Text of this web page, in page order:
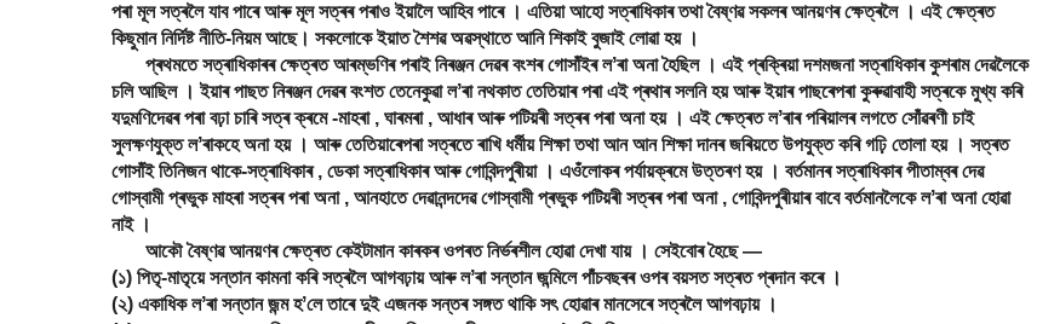
পৰা মূল সত্ৰলৈ যাব পাৰে আৰু মূল সত্ৰৰ পৰাও ইয়ালৈ আহিব পাৰে । এতিয়া আহো সত্ৰাধিকাৰ তথা বৈষ্ণৱ সকলৰ আনয়ণৰ ক্ষেত্ৰলৈ । এই ক্ষেত্ৰত
কিছুমান নিৰ্দিষ্ট নীতি-নিয়ম আছে। সকলোকে ইয়াত শৈশৱ অৱস্থাতে আনি শিকাই বুজাই লোৱা হয় ।
প্ৰথমতে সত্ৰাধিকাৰৰ ক্ষেত্ৰত আৰম্ভণিৰ পৰাই নিৰঞ্জন দেৱৰ বংশৰ গোসাঁইৰ লʼৰা অনা হৈছিল । এই প্ৰক্ৰিয়া দশমজনা সত্ৰাধিকাৰ কুশৰাম দেৱলৈকে
চলি আছিল । ইয়াৰ পাছত নিৰঞ্জন দেৱৰ বংশত তেনেকুৱা লʼৰা নথকাত তেতিয়াৰ পৰা এই প্ৰথাৰ সলনি হয় আৰু ইয়াৰ পাছৰেপৰা কুৰুৱাবাহী সত্ৰকে মুখ্য কৰি
যদুমণিদেৱৰ পৰা বঢ়া চাৰি সত্ৰ ক্ৰমে -মাহৰা , ঘাৰমৰা , আধাৰ আৰু পটিয়ৰী সত্ৰৰ পৰা অনা হয় । এই ক্ষেত্ৰত লʼৰাৰ পৰিয়ালৰ লগতে সোঁৱৰণী চাই
সুলক্ষণযুক্ত লʼৰাকহে অনা হয় । আৰু তেতিয়াৰেপৰা সত্ৰতে ৰাখি ধৰ্মীয় শিক্ষা তথা আন আন শিক্ষা দানৰ জৰিয়তে উপযুক্ত কৰি গঢ়ি তোলা হয় । সত্ৰত
গোসাঁই তিনিজন থাকে-সত্ৰাধিকাৰ , ডেকা সত্ৰাধিকাৰ আৰু গোবিন্দপুৰীয়া । এওঁলোকৰ পৰ্যায়ক্ৰমে উত্তৰণ হয় । বৰ্তমানৰ সত্ৰাধিকাৰ পীতাম্বৰ দেৱ
গোস্বামী প্ৰভুক মাহৰা সত্ৰৰ পৰা অনা , আনহাতে দেৱানন্দদেৱ গোস্বামী প্ৰভুক পটিয়ৰী সত্ৰৰ পৰা অনা , গোবিন্দপুৰীয়াৰ বাবে বৰ্তমানলৈকে লʼৰা অনা হোৱা
নাই ।
আকৌ বৈষ্ণৱ আনয়ণৰ ক্ষেত্ৰত কেইটামান কাৰকৰ ওপৰত নিৰ্ভৰশীল হোৱা দেখা যায় । সেইবোৰ হৈছে ―
(১) পিতৃ-মাতৃয়ে সন্তান কামনা কৰি সত্ৰলৈ আগবঢ়ায় আৰু লʼৰা সন্তান জন্মিলে পাঁচবছৰৰ ওপৰ বয়সত সত্ৰত প্ৰদান কৰে ।
(২) একাধিক লʼৰা সন্তান জন্ম হʼলে তাৰে দুই এজনক সন্তৰ সঙ্গত থাকি সৎ হোৱাৰ মানসেৰে সত্ৰলৈ আগবঢ়ায় ।